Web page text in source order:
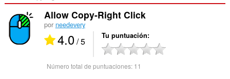
Allow Copy-Right Click
por needevery
4.0/ 5 Tu puntuación
Número total de puntuaciones: 11